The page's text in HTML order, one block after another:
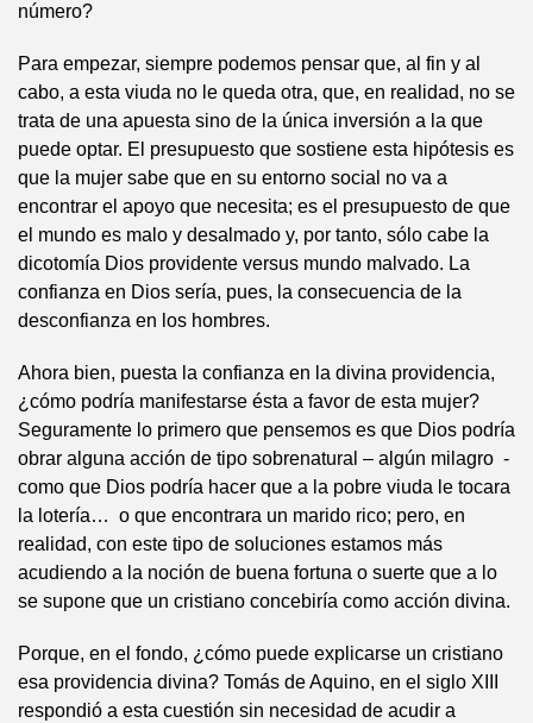
número?
Para empezar, siempre podemos pensar que, al fin y al
cabo, a esta viuda no le queda otra, que, en realidad, no se
trata de una apuesta sino de la única inversión a la que
puede optar. El presupuesto que sostiene esta hipótesis es
que la mujer sabe que en su entorno social no va a
encontrar el apoyo que necesita; es el presupuesto de que
el mundo es malo y desalmado y, por tanto, sólo cabe la
dicotomía Dios providente versus mundo malvado. La
confianza en Dios sería, pues, la consecuencia de la
desconfianza en los hombres.
Ahora bien, puesta la confianza en la divina providencia,
¿cómo podría manifestarse ésta a favor de esta mujer?
Seguramente lo primero que pensemos es que Dios podría
obrar alguna acción de tipo sobrenatural – algún milagro -
como que Dios podría hacer que a la pobre viuda le tocara
la lotería… o que encontrara un marido rico; pero, en
realidad, con este tipo de soluciones estamos más
acudiendo a la noción de buena fortuna o suerte que a lo
se supone que un cristiano concebiría como acción divina.
Porque, en el fondo, ¿cómo puede explicarse un cristiano
esa providencia divina? Tomás de Aquino, en el siglo XIII
respondió a esta cuestión sin necesidad de acudir a